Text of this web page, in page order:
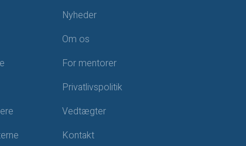
Nyheder
Om os
For mentorer
Privatlivspolitik
Vedtægter
Kontakt